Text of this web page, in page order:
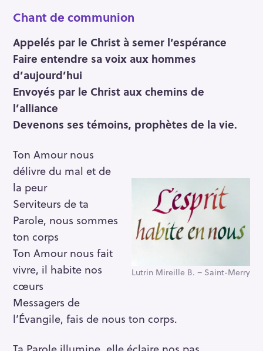
Chant de communion
Appelés par le Christ à semer l’espérance
Faire entendre sa voix aux hommes
d’aujourd’hui
Envoyés par le Christ aux chemins de
l’alliance
Devenons ses témoins, prophètes de la vie.
Lutrin Mireille B. – Saint-Merry
Ton Amour nous
délivre du mal et de
la peur
Serviteurs de ta
Parole, nous sommes
ton corps
Ton Amour nous fait
vivre, il habite nos
cœurs
Messagers de
l’Évangile, fais de nous ton corps.